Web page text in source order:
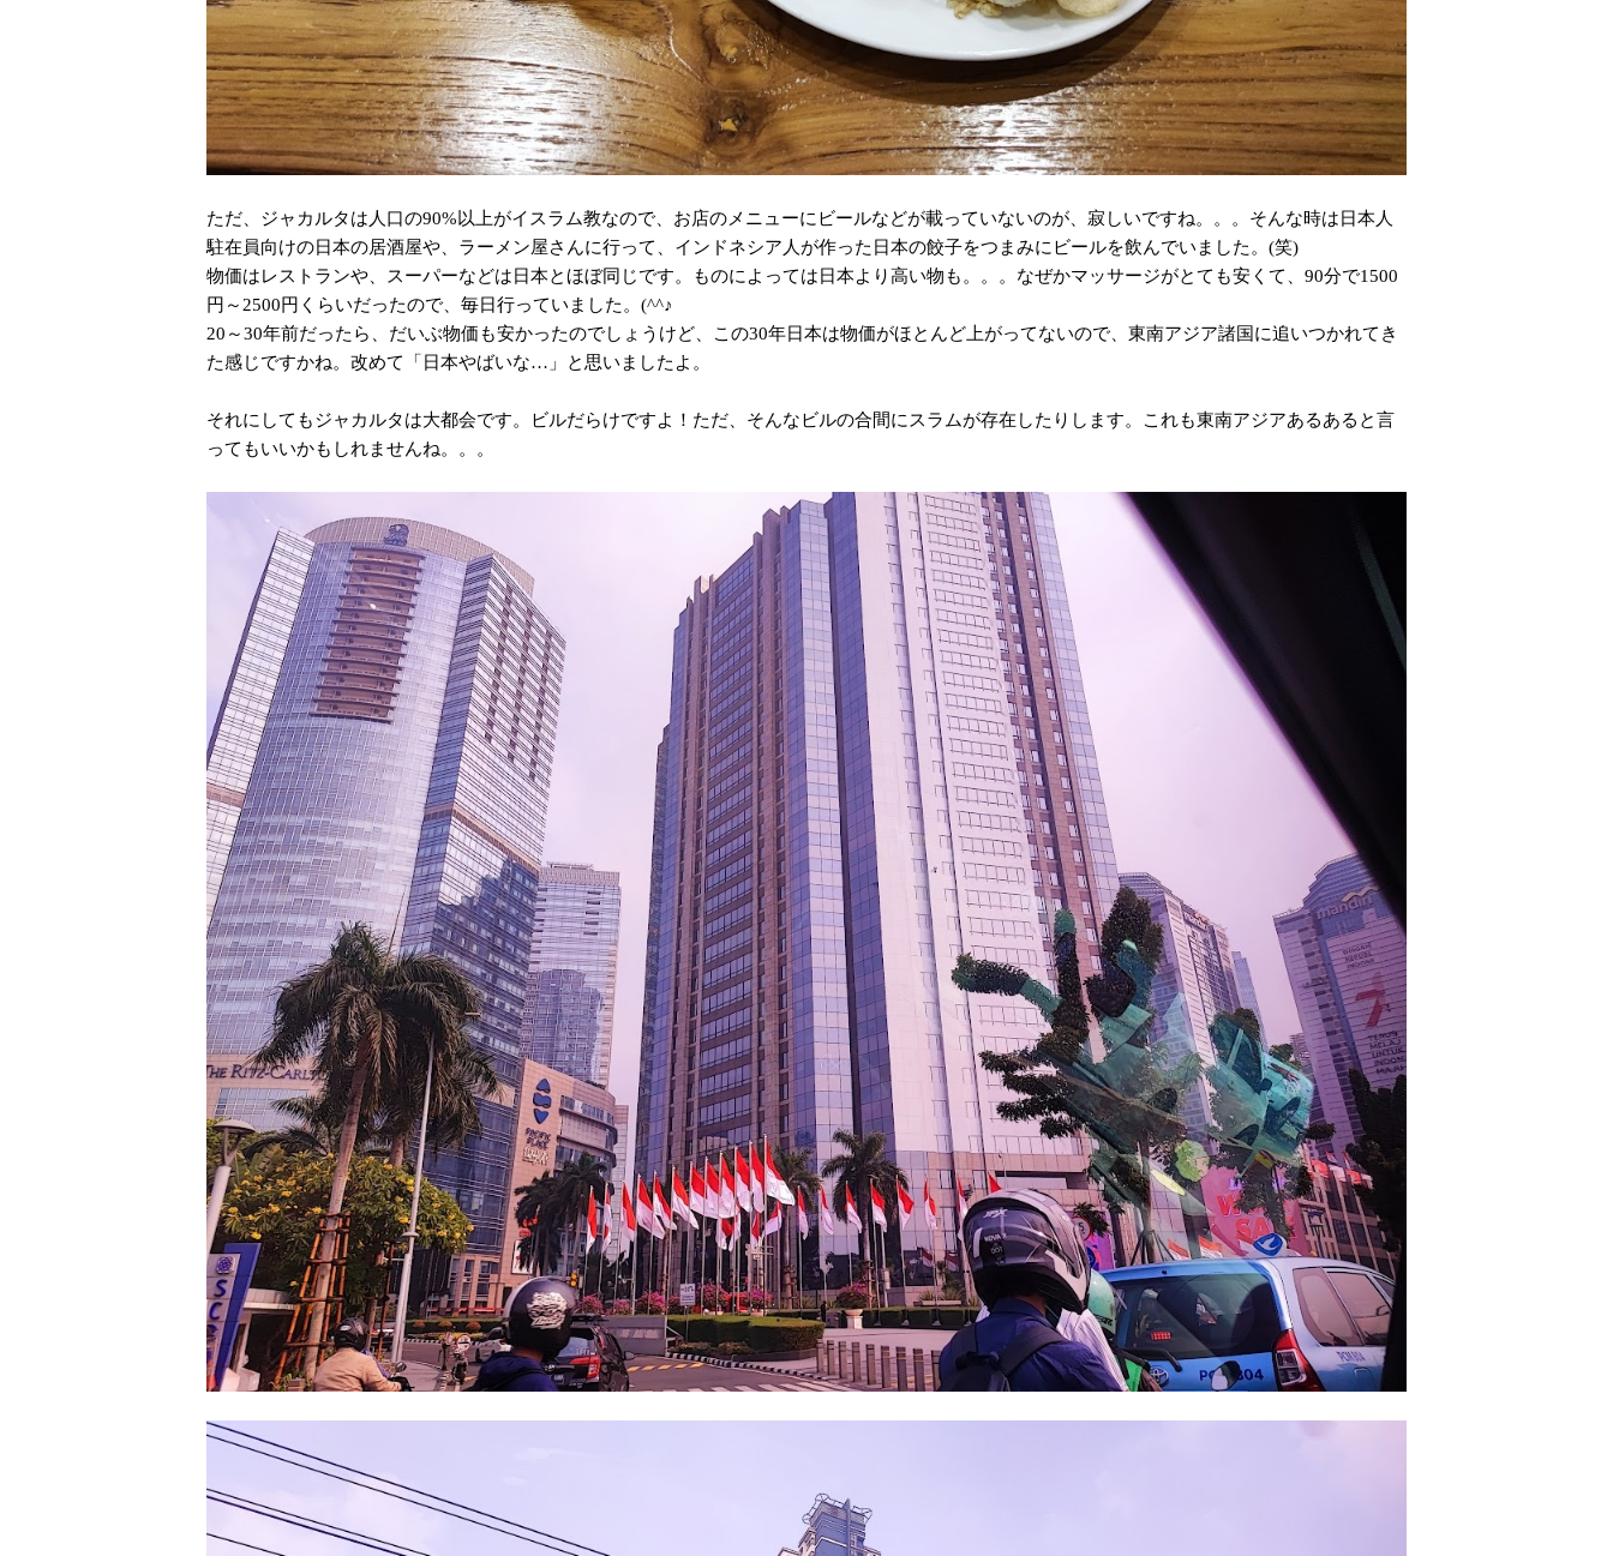
ただ、ジャカルタは人口の90%以上がイスラム教なので、お店のメニューにビールなどが載っていないのが、寂しいですね。。。そんな時は日本人
駐在員向けの日本の居酒屋や、ラーメン屋さんに行って、インドネシア人が作った日本の餃子をつまみにビールを飲んでいました。(笑)
物価はレストランや、スーパーなどは日本とほぼ同じです。ものによっては日本より高い物も。。。なぜかマッサージがとても安くて、90分で1500
円～2500円くらいだったので、毎日行っていました。(^^♪
20～30年前だったら、だいぶ物価も安かったのでしょうけど、この30年日本は物価がほとんど上がってないので、東南アジア諸国に追いつかれてき
た感じですかね。改めて「日本やばいな…」と思いましたよ。
それにしてもジャカルタは大都会です。ビルだらけですよ！ただ、そんなビルの合間にスラムが存在したりします。これも東南アジアあるあると言
ってもいいかもしれませんね。。。